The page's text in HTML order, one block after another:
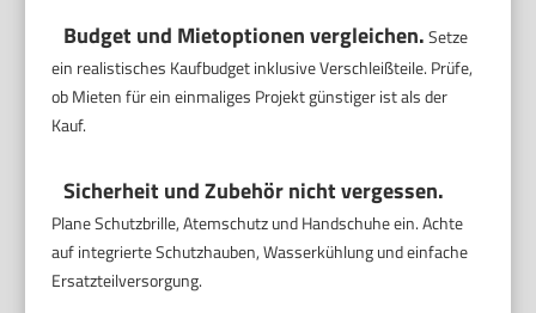
Budget und Mietoptionen vergleichen.Setze
ein realistisches Kaufbudget inklusive Verschleißteile. Prüfe,
ob Mieten für ein einmaliges Projekt günstiger ist als der
Kauf.
Sicherheit und Zubehör nicht vergessen.
Plane Schutzbrille, Atemschutz und Handschuhe ein. Achte
auf integrierte Schutzhauben, Wasserkühlung und einfache
Ersatzteilversorgung.